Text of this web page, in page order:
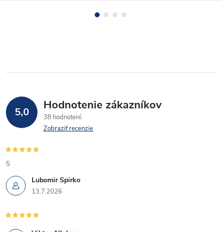
5,0 Hodnotenie zákazníkov
38 hodnotení
Zobraziť recenzie
Lubomir Spirko
13.7.2026
5